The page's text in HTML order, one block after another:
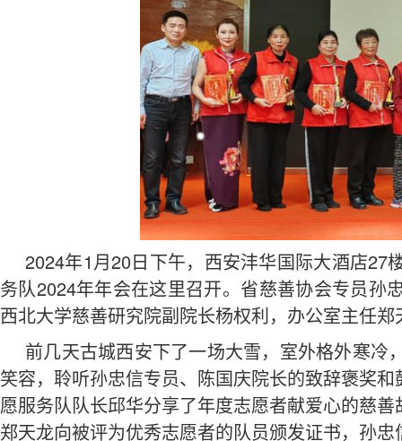
2024年1月20日下午，西安沣华国际大酒店
务队2024年年会在这里召开。省慈善协会专员孙
西北大学慈善研究院副院长杨权利，办公室主任
前几天古城西安下了一场大雪，室外格外寒
笑容，聆听孙忠信专员、陈国庆院长的致辞褒奖
愿服务队队长邱华分享了年度志愿者献爱心的慈
郑天龙向被评为优秀志愿者的队员颁发证书，孙